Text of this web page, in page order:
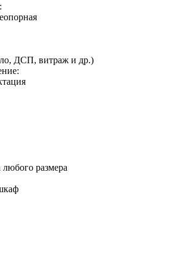
ДСП, витраж и др.)
размера